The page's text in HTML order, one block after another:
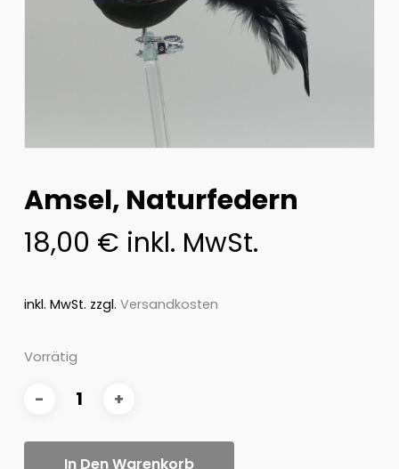
Amsel, Naturfedern
18,00 € inkl. MwSt.
inkl. MwSt. zzgl. Versandkosten
Vorrätig
In Den Warenkorb